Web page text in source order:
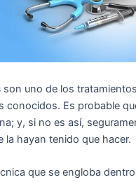
son uno de los tratamientos
conocidos. Es probable
y, si no es así,
la hayan tenido que hacer.
que se engloba